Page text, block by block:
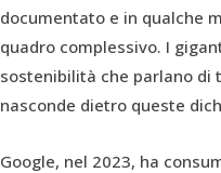
documentato e in qualche
quadro complessivo. I
sostenibilità che parlano di
nasconde dietro queste
Google, nel 2023, ha